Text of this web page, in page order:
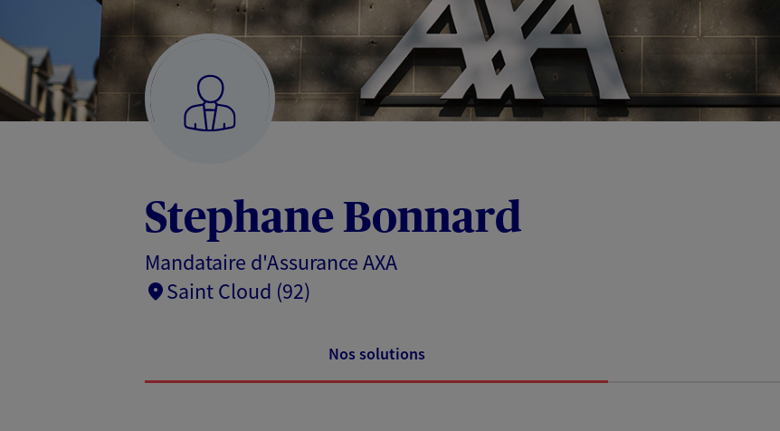
Stephane Bonnard
Mandataire d'Assurance AXA
Saint Cloud (92)
Nos solutions